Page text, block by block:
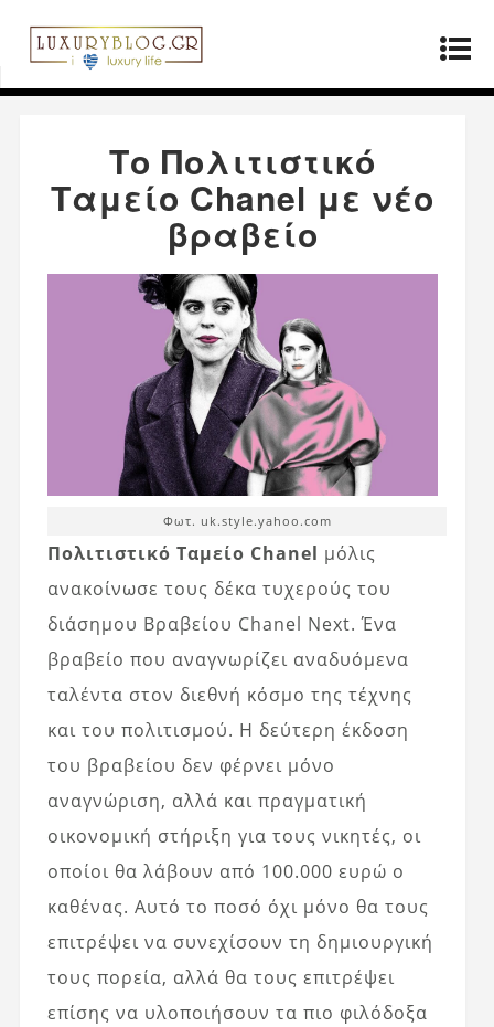
Αρχική σελίδα»Μόδα
Το Πολιτιστικό Ταμείο
Chanel με νέο βραβείο
Το Πολιτιστικό
Ταμείο Chanel με νέο
βραβείο
Φωτ. uk.style.yahoo.com
Πολιτιστικό Ταμείο Chanel μόλις
ανακοίνωσε τους δέκα τυχερούς του
διάσημου Βραβείου Chanel Next. Ένα
βραβείο που αναγνωρίζει αναδυόμενα
ταλέντα στον διεθνή κόσμο της τέχνης
και του πολιτισμού. Η δεύτερη έκδοση
του βραβείου δεν φέρνει μόνο
αναγνώριση, αλλά και πραγματική
οικονομική στήριξη για τους νικητές, οι
οποίοι θα λάβουν από 100.000 ευρώ ο
καθένας. Αυτό το ποσό όχι μόνο θα τους
επιτρέψει να συνεχίσουν τη δημιουργική
τους πορεία, αλλά θα τους επιτρέψει
επίσης να υλοποιήσουν τα πιο φιλόδοξα